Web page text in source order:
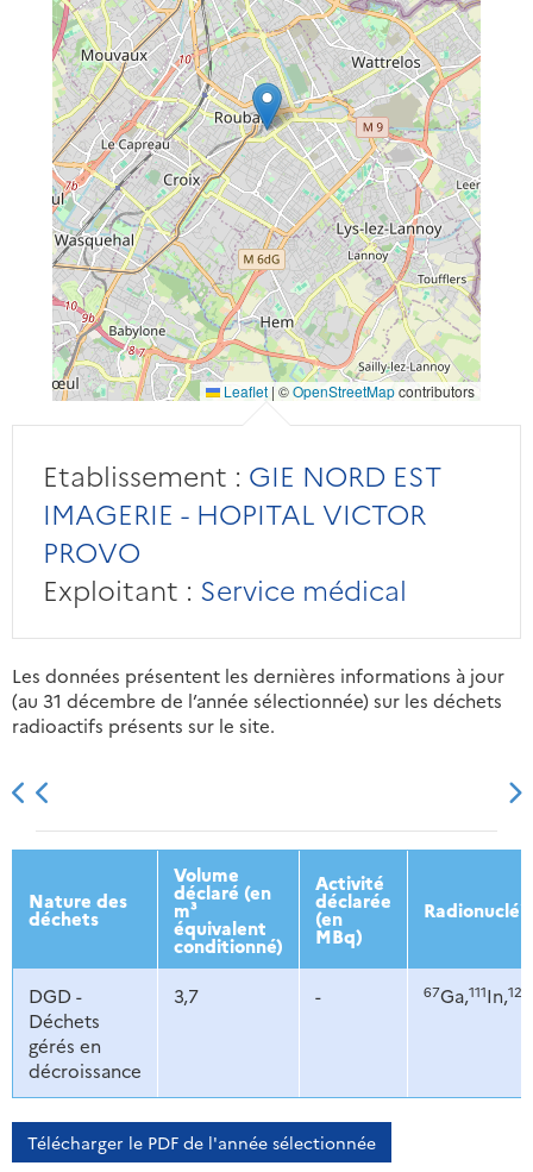
Leaflet | ©OpenStreetMapcontributors
Etablissement : GIE NORD EST
IMAGERIE - HOPITAL VICTOR
PROVO
Exploitant : Service médical
Les données présentent les dernières informations à jour
(au 31 décembre de l’année sélectionnée) sur les déchets
radioactifs présents sur le site.
2013 2014 2015 2016
Nature des
déchets
Volume
déclaré (en
m³
équivalent
conditionné)
Activité
déclarée
(en
MBq)
DGD -
Déchets
gérés en
décroissance
3,7 - 67Ga,111In,123
Télécharger le PDF de l'année sélectionnée